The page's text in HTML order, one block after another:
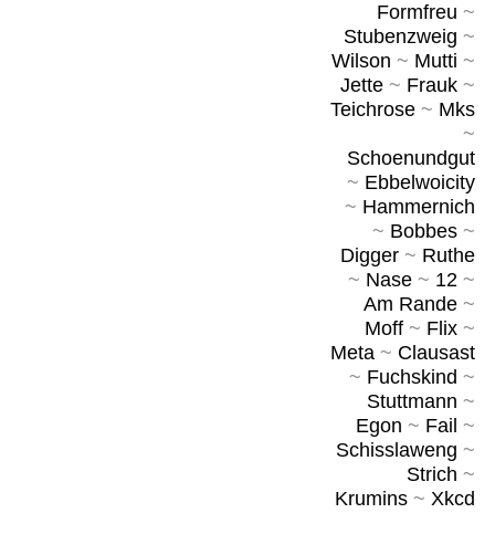
Formfreu ~
Stubenzweig ~
Wilson ~ Mutti ~
Jette~ Frauk~
Teichrose~ Mks
~
Schoenundgut
~ Ebbelwoicity
~ Hammernich
~ Bobbes~
Digger~ Ruthe
~ Nase~ 12~
Am Rande~
Moff~ Flix~
Meta~ Clausast
~ Fuchskind ~
Stuttmann ~
Egon ~ Fail ~
Schisslaweng ~
Strich ~
Krumins~ Xkcd